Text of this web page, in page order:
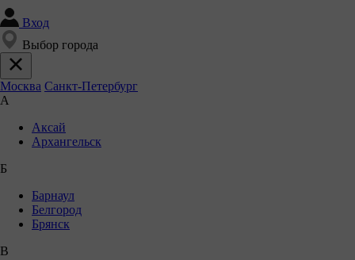
Вход
Выбор города
Москва Санкт-Петербург
А
Аксай
Архангельск
Б
Барнаул
Белгород
Брянск
В